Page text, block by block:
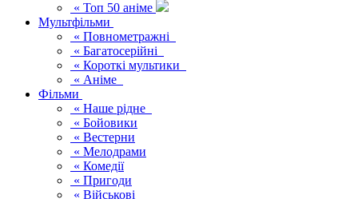
« Топ 50 аніме
Мультфільми
« Повнометражні
« Багатосерійні
« Короткі мультики
« Аніме
Фільми
« Наше рідне
« Бойовики
« Вестерни
« Мелодрами
« Комедії
« Пригоди
« Військові